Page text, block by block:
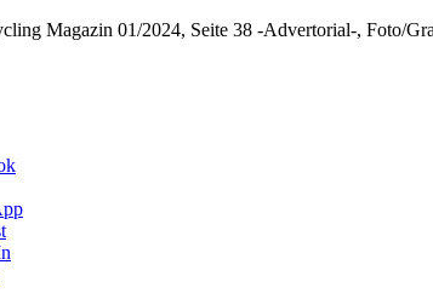
Magazin 01/2024, Seite 38 -Advertorial-, Foto/